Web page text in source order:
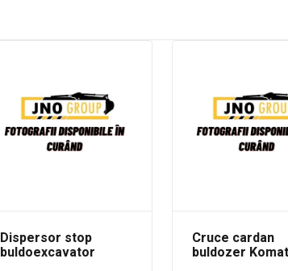
Dispersor stop
buldoexcavator
Cruce cardan
buldozer